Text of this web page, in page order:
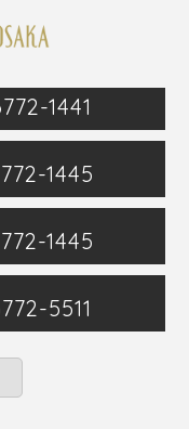
1441
1445
1445
5511